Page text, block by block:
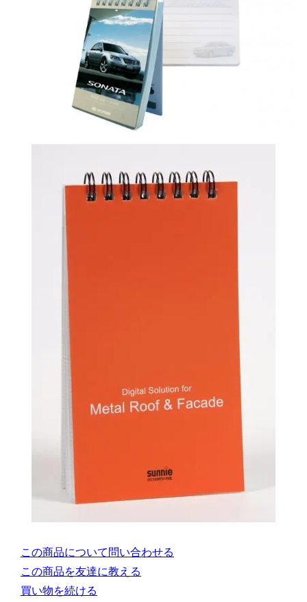
この商品について問い合わせる
この商品を友達に教える
買い物を続ける